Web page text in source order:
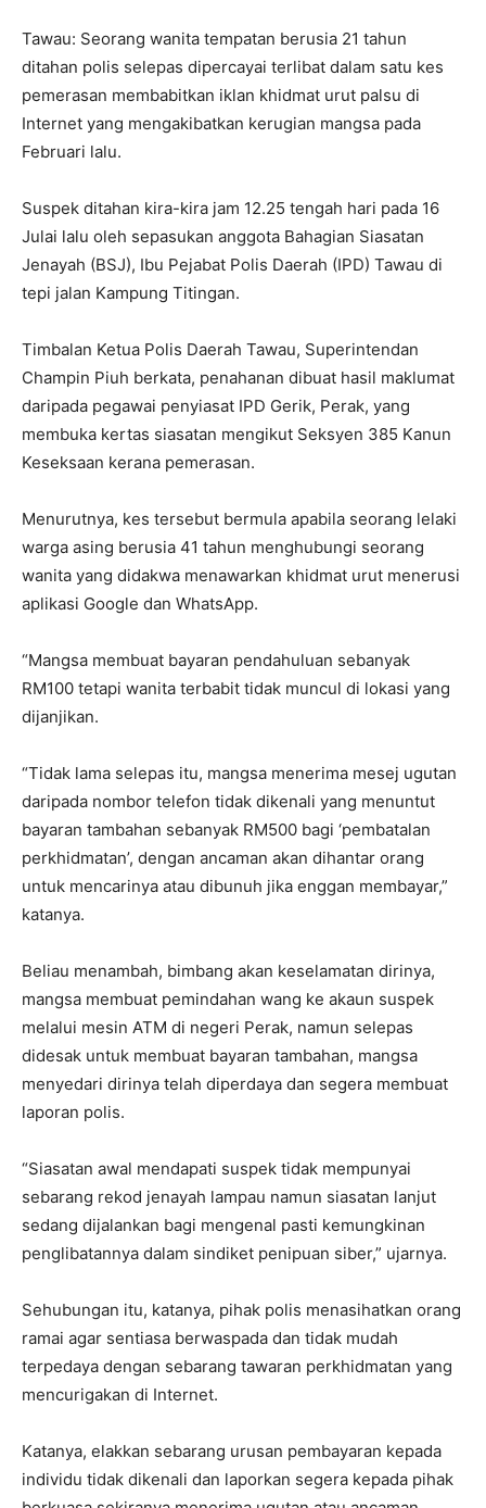
Tawau: Seorang wanita tempatan berusia 21 tahun
ditahan polis selepas dipercayai terlibat dalam satu kes
pemerasan membabitkan iklan khidmat urut palsu di
Internet yang mengakibatkan kerugian mangsa pada
Februari lalu.
Suspek ditahan kira-kira jam 12.25 tengah hari pada 16
Julai lalu oleh sepasukan anggota Bahagian Siasatan
Jenayah (BSJ), Ibu Pejabat Polis Daerah (IPD) Tawau di
tepi jalan Kampung Titingan.
Timbalan Ketua Polis Daerah Tawau, Superintendan
Champin Piuh berkata, penahanan dibuat hasil maklumat
daripada pegawai penyiasat IPD Gerik, Perak, yang
membuka kertas siasatan mengikut Seksyen 385 Kanun
Keseksaan kerana pemerasan.
Menurutnya, kes tersebut bermula apabila seorang lelaki
warga asing berusia 41 tahun menghubungi seorang
wanita yang didakwa menawarkan khidmat urut menerusi
aplikasi Google dan WhatsApp.
“Mangsa membuat bayaran pendahuluan sebanyak
RM100 tetapi wanita terbabit tidak muncul di lokasi yang
dijanjikan.
“Tidak lama selepas itu, mangsa menerima mesej ugutan
daripada nombor telefon tidak dikenali yang menuntut
bayaran tambahan sebanyak RM500 bagi ‘pembatalan
perkhidmatan’, dengan ancaman akan dihantar orang
untuk mencarinya atau dibunuh jika enggan membayar,”
katanya.
Beliau menambah, bimbang akan keselamatan dirinya,
mangsa membuat pemindahan wang ke akaun suspek
melalui mesin ATM di negeri Perak, namun selepas
didesak untuk membuat bayaran tambahan, mangsa
menyedari dirinya telah diperdaya dan segera membuat
laporan polis.
“Siasatan awal mendapati suspek tidak mempunyai
sebarang rekod jenayah lampau namun siasatan lanjut
sedang dijalankan bagi mengenal pasti kemungkinan
penglibatannya dalam sindiket penipuan siber,” ujarnya.
Sehubungan itu, katanya, pihak polis menasihatkan orang
ramai agar sentiasa berwaspada dan tidak mudah
terpedaya dengan sebarang tawaran perkhidmatan yang
mencurigakan di Internet.
Katanya, elakkan sebarang urusan pembayaran kepada
individu tidak dikenali dan laporkan segera kepada pihak